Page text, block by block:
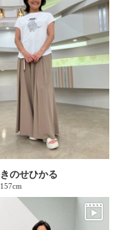
きのせひかる
157cm